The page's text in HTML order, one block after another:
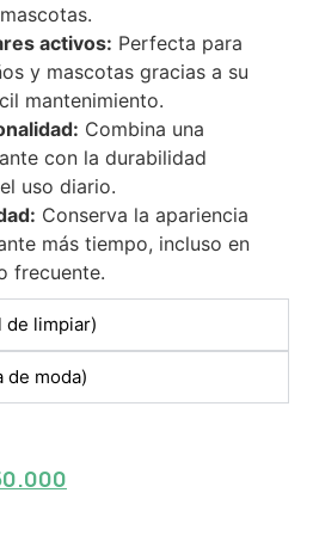
activos: Perfecta para
y mascotas gracias a su
mantenimiento.
Combina una
con la durabilidad
uso diario.
Conserva la apariencia
más tiempo, incluso en
frecuente.
de limpiar)
de moda)